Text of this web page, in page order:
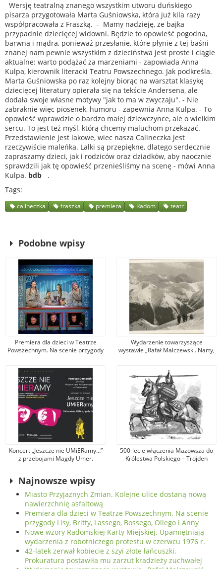
Wersję teatralną znanego wszystkim utworu duńskiego
pisarza przygotowała Marta Guśniowska, która już kila razy
współpracowała z Fraszką. - Mamy nadzieję, ze bajka
przypadnie dziecięcej widowni. Będzie to opowieść pogodna,
barwna i mądra, ponieważ przesłanie, które płynie z tej baśni
znanej nam pewnie wszystkim z dzieciństwa jest proste i ciągle
aktualne: warto podążać za marzeniami - zapowiada Anna
Kulpa, kierownik literacki Teatru Powszechnego. Jak podkreśla.
Marta Guśniowska po raz kolejny biorąc na warsztat klasykę
dziecięcej literatury opierała się na tekście Andersena, ale
dodała swoje własne motywy "jak to ma w zwyczaju". - Nie
zabraknie więc piosenek, humoru - zapewnia Anna Kulpa. - To
opowieść wprawdzie o bardzo małej dziewczynce, ale o wielkim
sercu. To jest też myśl, którą chcemy maluchom przekazać.
Przedstawienie jest lakowe, wiec nasza Calineczka jest
rzeczywiście maleńka. Lalki są przepiękne, dlatego serdecznie
zapraszamy dzieci, jak i rodziców oraz dziadków, aby naocznie
sprawdzili jak tę opowieść przenieśliśmy na scenę - mówi Anna
Kulpa. bdb .
Tags
calineczka fraszka premiera Radom teatr
Podobne wpisy
Premiera dla dzieci w Teatrze
Powszechnym. Na scenie przygody
Ollego i Anny
Wydarzenie towarzyszące
wystawie „Rafał Malczewski. Narty,
Szatkowskim
Koncert „Jeszcze nie UMiERamy…”
z przebojami Magdy Umer.
500-lecie włączenia Mazowsza do
Królestwa Polskiego – Trojden
Najnowsze wpisy
Miasto Przyjaznych Zmian. Kolejne ulice dostaną nową
nawierzchnię asfaltową
Premiera dla dzieci w Teatrze Powszechnym. Na scenie
przygody Lisy, Britty, Lassego, Bossego, Ollego i Anny
Nowe wzory Radomskiej Karty Miejskiej. Upamiętniają
wydarzenia z robotniczego protestu w czerwcu 1976 r.
42-latek zerwał kobiecie z szyi złote łańcuszki.
Prokuratura postawiła mu zarzut kradzieży zuchwałej